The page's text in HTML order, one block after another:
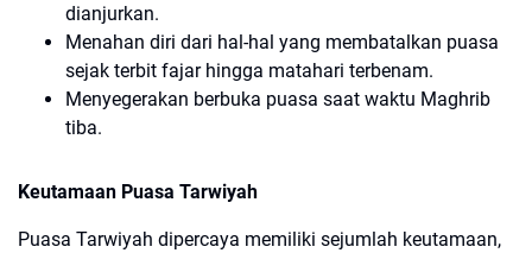
dianjurkan.
Menahan diri dari hal-hal yang membatalkan puasa
sejak terbit fajar hingga matahari terbenam.
Menyegerakan berbuka puasa saat waktu Maghrib
tiba.
Keutamaan Puasa Tarwiyah
Puasa Tarwiyah dipercaya memiliki sejumlah keutamaan,